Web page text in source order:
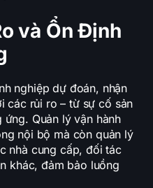
và Ổn Định
nghiệp dự đoán, nhận
các rủi ro – từ sự cố sản
Quản lý vận hành
nội bộ mà còn quản lý
nhà cung cấp, đối tác
khác, đảm bảo luồng